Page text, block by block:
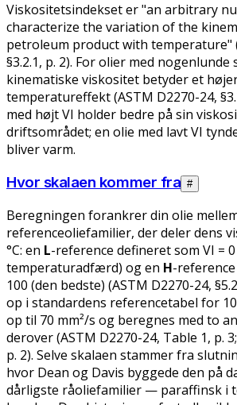
Viskositetsindekset er "an arbitrary
characterize the variation of the
petroleum product with temperature"
§3.2.1, p. 2). For olier med nogenlunde
kinematiske viskositet betyder et
temperatureffekt (ASTM D2270-24,
med højt VI holder bedre på sin
driftsområdet; en olie med lavt VI
bliver varm.
Hvor skalaen kommer fra #
Beregningen forankrer din olie
referenceoliefamilier, der deler dens
°C: en L-reference defineret som VI =
temperaturadfærd) og en H-
100 (den bedste) (ASTM D2270-24,
op i standardens referencetabel for
op til 70 mm²/s og beregnes med to
derover (ASTM D2270-24, Table 1, p.
p. 2). Selve skalaen stammer fra
hvor Dean og Davis byggede den på
dårligste råoliefamilier — paraffinsk i